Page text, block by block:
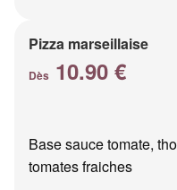
Pizza marseillaise
Dès 10.90 €
Base sauce tomate,
tomates fraiches